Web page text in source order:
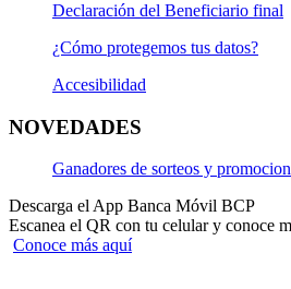
Declaración del Beneficiario final
¿Cómo protegemos tus datos?
Accesibilidad
NOVEDADES
Ganadores de sorteos y
Descarga el App Banca Móvil BCP
Escanea el QR con tu celular y conoce
Conoce más aquí